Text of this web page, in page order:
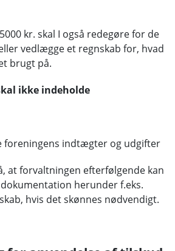
kr. skal I også redegøre for de
vedlægge et regnskab for, hvad
brugt på.
ikke indeholde
foreningens indtægter og udgifter
at forvaltningen efterfølgende kan
herunder f.eks.
hvis det skønnes nødvendigt.